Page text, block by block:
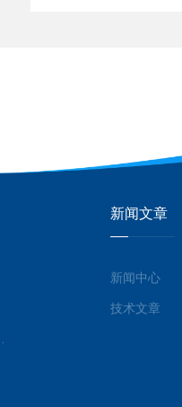
新闻文章
新闻中心
技术文章